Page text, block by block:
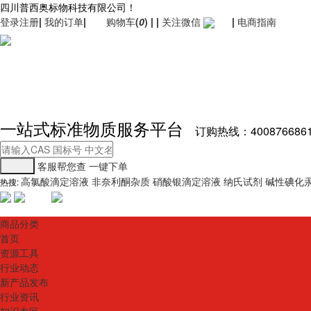
四川普西奥标物科技有限公司！
登录注册| 我的订单| 购物车(0) | | 关注微信 | 电商指南
一站式标准物质服务平台 订购热线：4008766861
客服帮您查 一键下单
热搜:高氯酸滴定溶液 非奈利酮杂质 硝酸银滴定溶液 纳氏试剂 碱性碘化
商品分类
首页
资源工具
行业动态
新产品发布
行业资讯